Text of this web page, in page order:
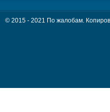
© 2015 - 2021 По жалобам.